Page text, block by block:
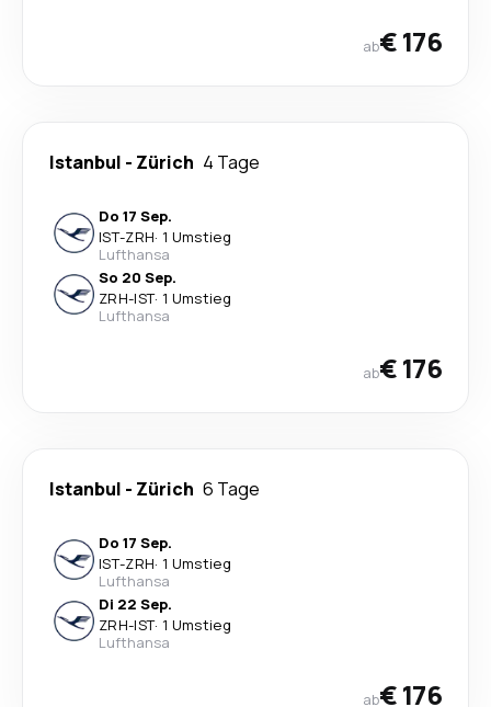
ab€ 176
Istanbul - Zürich 4 Tage
Do 17 Sep.
IST-ZRH· 1 Umstieg
Lufthansa
So 20 Sep.
ZRH-IST· 1 Umstieg
Lufthansa
ab€ 176
Istanbul - Zürich 6 Tage
Do 17 Sep.
IST-ZRH· 1 Umstieg
Lufthansa
Di 22 Sep.
ZRH-IST· 1 Umstieg
Lufthansa
ab€ 176